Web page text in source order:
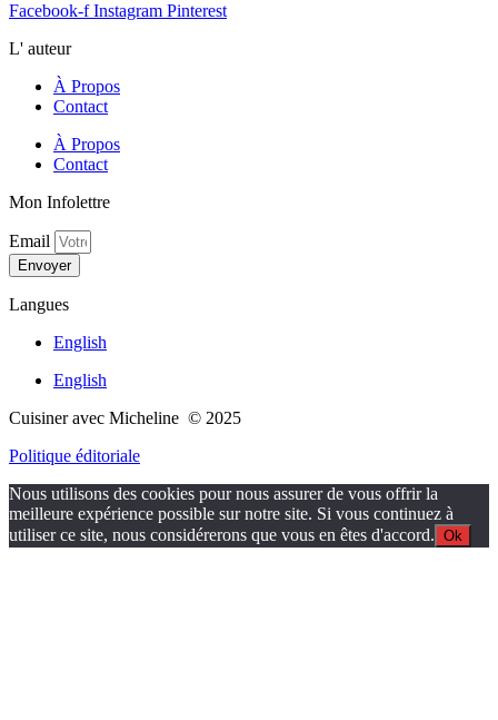
Facebook-f Instagram Pinterest
L' auteur
À Propos
Contact
À Propos
Contact
Mon Infolettre
Email
Envoyer
Langues
English
English
Cuisiner avec Micheline © 2025
Politique éditoriale
Nous utilisons des cookies pour nous assurer de vous offrir la
meilleure expérience possible sur notre site. Si vous continuez à
utiliser ce site, nous considérerons que vous en êtes d'accord. Ok